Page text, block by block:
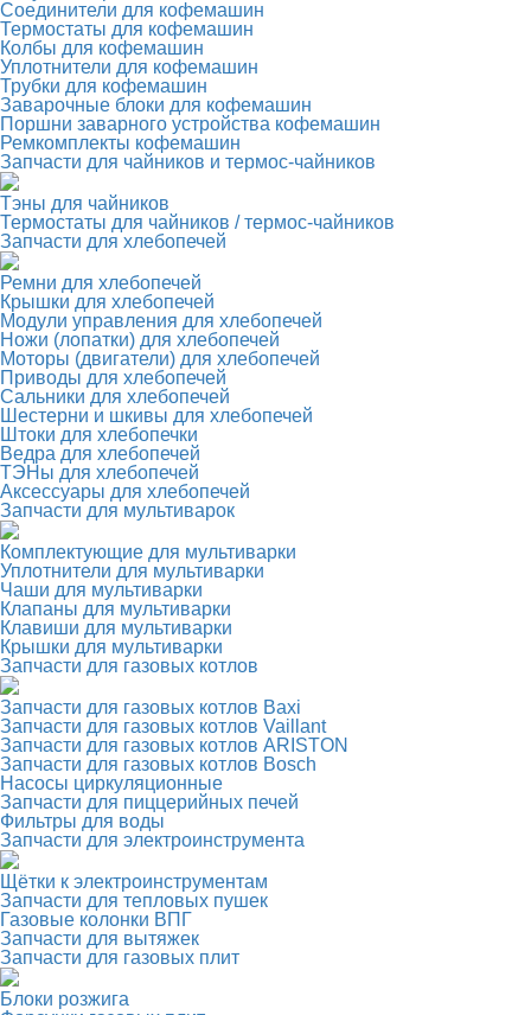
Соединители для кофемашин
Термостаты для кофемашин
Колбы для кофемашин
Уплотнители для кофемашин
Трубки для кофемашин
Заварочные блоки для кофемашин
Поршни заварного устройства кофемашин
Ремкомплекты кофемашин
Запчасти для чайников и термос-чайников
Тэны для чайников
Термостаты для чайников / термос-чайников
Запчасти для хлебопечей
Ремни для хлебопечей
Крышки для хлебопечей
Модули управления для хлебопечей
Ножи (лопатки) для хлебопечей
Моторы (двигатели) для хлебопечей
Приводы для хлебопечей
Сальники для хлебопечей
Шестерни и шкивы для хлебопечей
Штоки для хлебопечки
Ведра для хлебопечей
ТЭНы для хлебопечей
Аксессуары для хлебопечей
Запчасти для мультиварок
Комплектующие для мультиварки
Уплотнители для мультиварки
Чаши для мультиварки
Клапаны для мультиварки
Клавиши для мультиварки
Крышки для мультиварки
Запчасти для газовых котлов
Запчасти для газовых котлов Baxi
Запчасти для газовых котлов Vaillant
Запчасти для газовых котлов ARISTON
Запчасти для газовых котлов Bosch
Насосы циркуляционные
Запчасти для пиццерийных печей
Фильтры для воды
Запчасти для электроинструмента
Щётки к электроинструментам
Запчасти для тепловых пушек
Газовые колонки ВПГ
Запчасти для вытяжек
Запчасти для газовых плит
Блоки розжига